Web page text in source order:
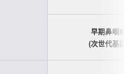
早期鼻咽癌
(次世代基因